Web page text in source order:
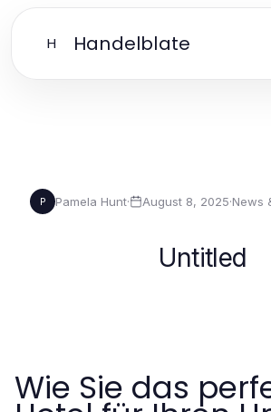
H Handelblate
P Pamela Hunt· August 8, 2025·News
Untitled
Wie Sie das